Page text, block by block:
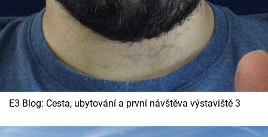
E3 Blog: Cesta, ubytování a první návštěva výstaviště 3